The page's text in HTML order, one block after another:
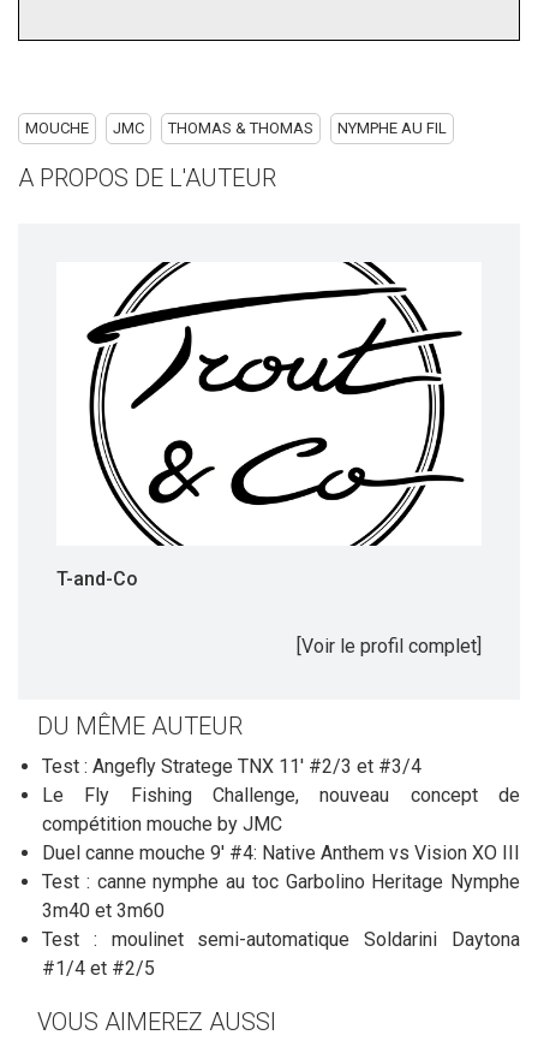
MOUCHE JMC THOMAS & THOMAS NYMPHE AU FIL
A PROPOS DE L'AUTEUR
T-and-Co
[Voir le profil complet]
DU MÊME AUTEUR
Test : Angefly Stratege TNX 11' #2/3 et #3/4
Le Fly Fishing Challenge, nouveau concept de
compétition mouche by JMC
Duel canne mouche 9' #4: Native Anthem vs Vision XO III
Test : canne nymphe au toc Garbolino Heritage Nymphe
3m40 et 3m60
Test : moulinet semi-automatique Soldarini Daytona
#1/4 et #2/5
VOUS AIMEREZ AUSSI